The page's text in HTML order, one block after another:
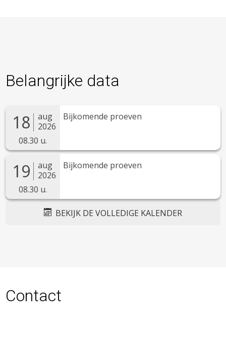
Belangrijke data
18
aug
2026
08.30 u.
Bijkomende proeven
19
aug
2026
08.30 u.
Bijkomende proeven
BEKIJK DE VOLLEDIGE KALENDER
Contact